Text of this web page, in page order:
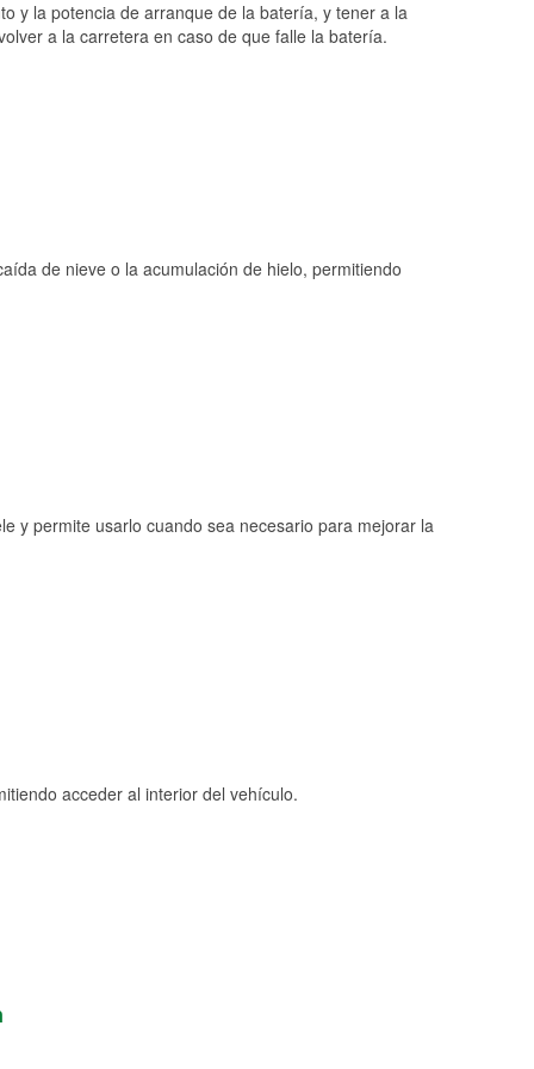
y la potencia de arranque de la batería, y tener a la
a la carretera en caso de que falle la batería.
de nieve o la acumulación de hielo, permitiendo
y permite usarlo cuando sea necesario para mejorar la
acceder al interior del vehículo.